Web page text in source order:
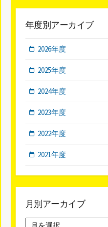
年度別アーカイブ
2026年度
2025年度
2024年度
2023年度
2022年度
2021年度
月別アーカイブ